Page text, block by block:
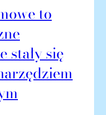
to
stały się